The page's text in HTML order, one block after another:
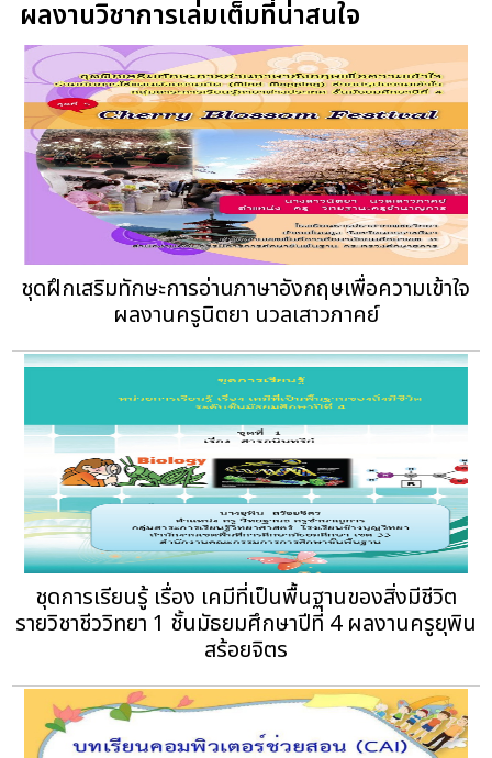
ผลงานวิชาการเล่มเต็มที่น่าสนใจ
ชุดฝึกเสริมทักษะการอ่านภาษาอังกฤษเพื่อความเข้าใจ
ผลงานครูนิตยา นวลเสาวภาคย์
ชุดการเรียนรู้ เรื่อง เคมีที่เป็นพื้นฐานของสิ่งมีชีวิต
รายวิชาชีววิทยา 1 ชั้นมัธยมศึกษาปีที่ 4 ผลงานครูยุพิน
สร้อยจิตร